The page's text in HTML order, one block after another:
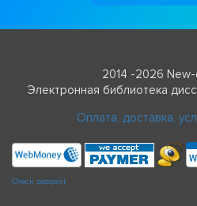
2014 -2026
Электронная библиотека
Оплата, доставка,
Check passport